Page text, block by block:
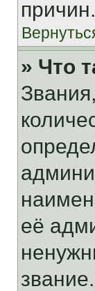
причин.
» Что
её